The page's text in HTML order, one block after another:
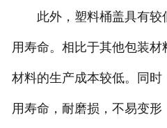
此外，塑料桶盖具有较
用寿命。相比于其他包装
材料的生产成本较低。同
用寿命，耐磨损，不易变